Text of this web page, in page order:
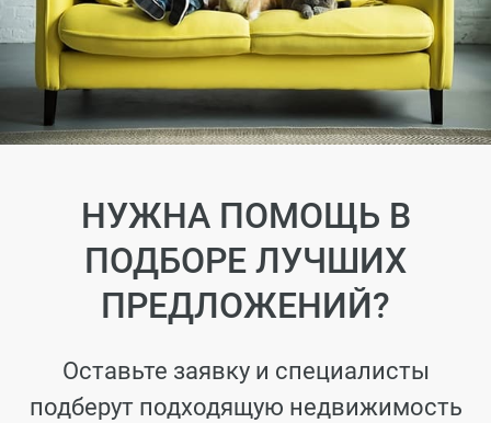
НУЖНА ПОМОЩЬ В
ПОДБОРЕ ЛУЧШИХ
ПРЕДЛОЖЕНИЙ?
Оставьте заявку и специалисты
подберут подходящую недвижимость